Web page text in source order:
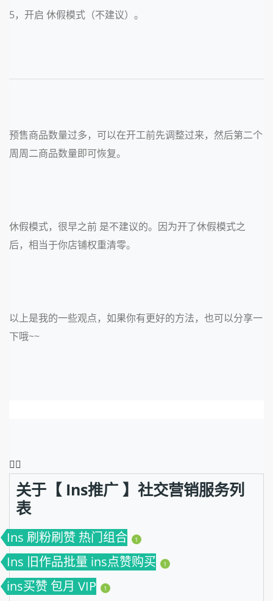
5，开启 休假模式（不建议）。
预售商品数量过多，可以在开工前先调整过来，然后第二个
周周二商品数量即可恢复。
休假模式，很早之前 是不建议的。因为开了休假模式之
后，相当于你店铺权重清零。
以上是我的一些观点，如果你有更好的方法，也可以分享一
下哦~~
❤️‍🔥
关于【 Ins推广 】社交营销服务列
表
Ins 刷粉刷赞 热门组合 1
Ins 旧作品批量 ins点赞购买 1
ins买赞 包月 VIP 1